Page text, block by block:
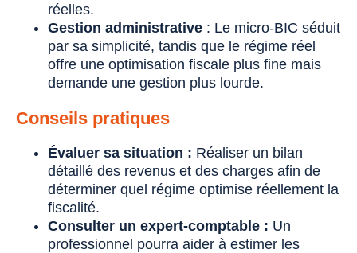
réelles.
Gestion administrative : Le micro-BIC séduit
par sa simplicité, tandis que le régime réel
offre une optimisation fiscale plus fine mais
demande une gestion plus lourde.
Conseils pratiques
Évaluer sa situation : Réaliser un bilan
détaillé des revenus et des charges afin de
déterminer quel régime optimise réellement la
fiscalité.
Consulter un expert-comptable : Un
professionnel pourra aider à estimer les